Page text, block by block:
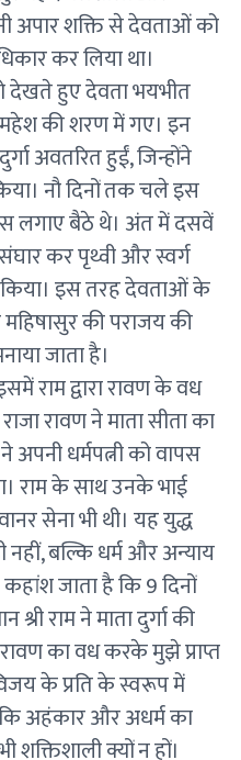
अपार शक्ति से देवताओं को
कर लिया था।
देखते हुए देवता भयभीत
महेश की शरण में गए। इन
अवतरित हुईं, जिन्होंने
नौ दिनों तक चले इस
लगाए बैठे थे। अंत में दसवें
कर पृथ्वी और स्वर्ग
इस तरह देवताओं के
की पराजय की
जाता है।
राम द्वारा रावण के वध
रावण ने माता सीता का
धर्मपत्नी को वापस
राम के साथ उनके भाई
सेना भी थी। यह युद्ध
बल्कि धर्म और अन्याय
जाता है कि 9 दिनों
राम ने माता दुर्गा की
का वध करके मुझे प्राप्त
के प्रति के स्वरूप में
कि अहंकार और अधर्म का
शक्तिशाली क्यों न हों।